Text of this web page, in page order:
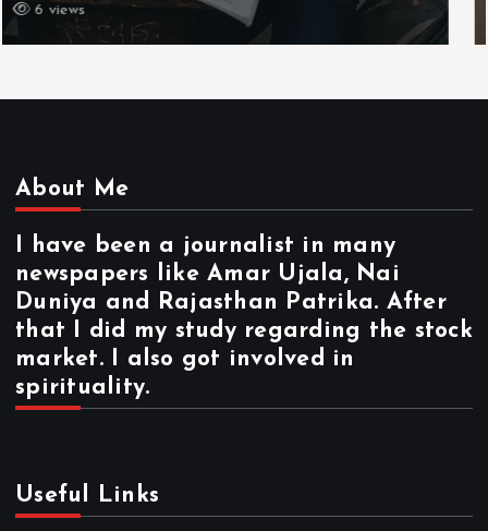
17 views
About Me
I have been a journalist in many
newspapers like Amar Ujala, Nai
Duniya and Rajasthan Patrika. After
that I did my study regarding the stock
market. I also got involved in
spirituality.
Useful Links